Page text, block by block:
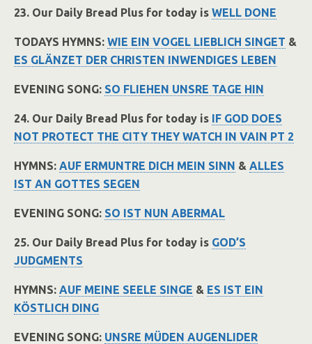
23. Our Daily Bread Plus for today is WELL DONE
TODAYS HYMNS: WIE EIN VOGEL LIEBLICH SINGET &
ES GLÄNZET DER CHRISTEN INWENDIGES LEBEN
EVENING SONG: SO FLIEHEN UNSRE TAGE HIN
24. Our Daily Bread Plus for today is IF GOD DOES
NOT PROTECT THE CITY THEY WATCH IN VAIN PT 2
HYMNS: AUF ERMUNTRE DICH MEIN SINN & ALLES
IST AN GOTTES SEGEN
EVENING SONG: SO IST NUN ABERMAL
25. Our Daily Bread Plus for today is GOD’S
JUDGMENTS
HYMNS: AUF MEINE SEELE SINGE & ES IST EIN
KÖSTLICH DING
EVENING SONG: UNSRE MÜDEN AUGENLIDER